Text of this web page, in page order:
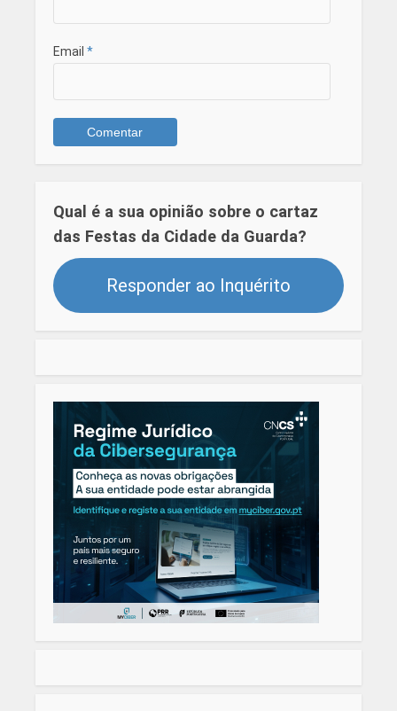
Email *
Qual é a sua opinião sobre o cartaz
das Festas da Cidade da Guarda?
Responder ao Inquérito